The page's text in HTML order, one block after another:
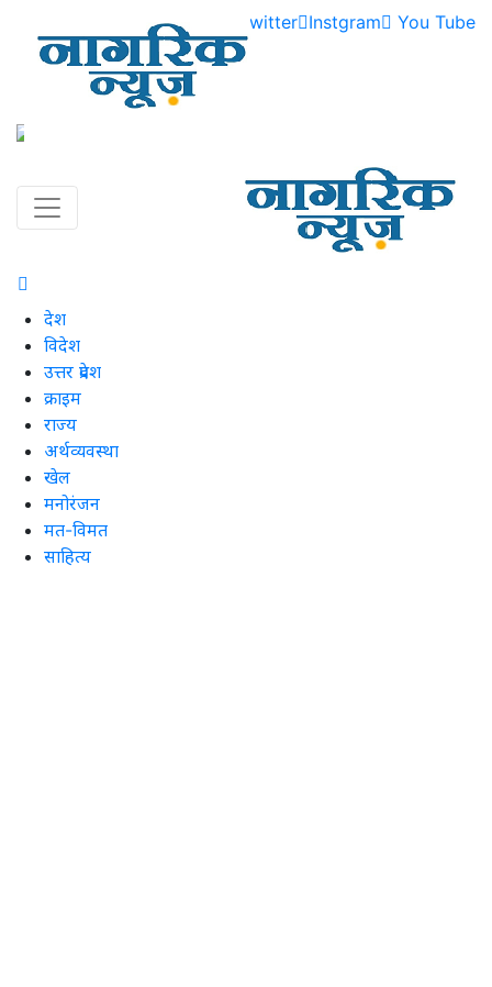
Facebook Twitter Instgram You Tube
Previous
Next
देश
विदेश
उत्तर प्रदेश
क्राइम
राज्य
अर्थव्यवस्था
खेल
मनोरंजन
मत-विमत
साहित्य